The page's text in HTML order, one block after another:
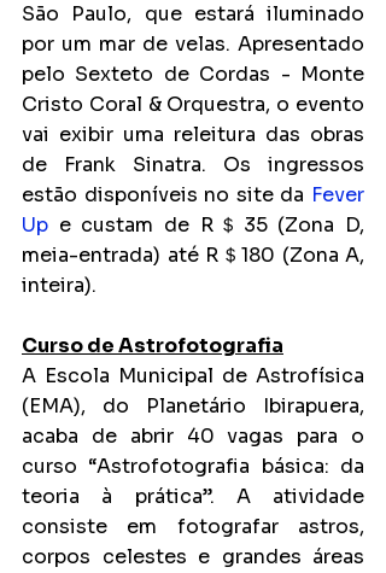
São Paulo, que estará iluminado
por um mar de velas. Apresentado
pelo Sexteto de Cordas - Monte
Cristo Coral & Orquestra, o evento
vai exibir uma releitura das obras
de Frank Sinatra. Os ingressos
estão disponíveis no site da Fever
Up e custam de R＄35 (Zona D,
meia-entrada) até R＄180 (Zona A,
inteira).
Curso de Astrofotografia
A Escola Municipal de Astrofísica
(EMA), do Planetário Ibirapuera,
acaba de abrir 40 vagas para o
curso “Astrofotografia básica: da
teoria à prática”. A atividade
consiste em fotografar astros,
corpos celestes e grandes áreas